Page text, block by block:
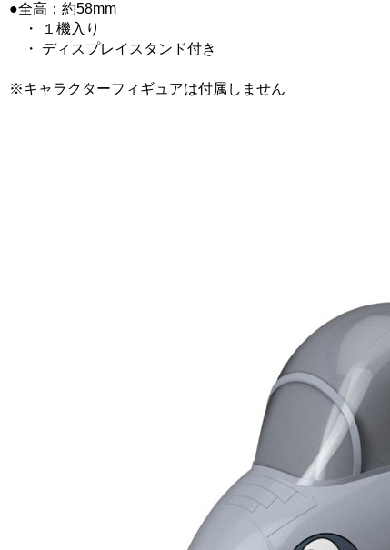
●全高：約58mm
・ １機入り
・ ディスプレイスタンド付き
※キャラクターフィギュアは付属しません